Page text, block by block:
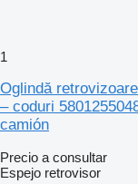
1
Oglindă
– coduri
camión
Precio a consultar
Espejo retrovisor